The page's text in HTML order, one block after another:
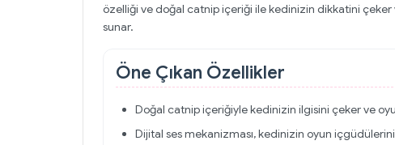
özelliği ve doğal catnip içeriği ile kedinizin dikkatini çeker
sunar.
Öne Çıkan Özellikler
Doğal catnip içeriğiyle kedinizin ilgisini çeker ve
Dijital ses mekanizması, kedinizin oyun